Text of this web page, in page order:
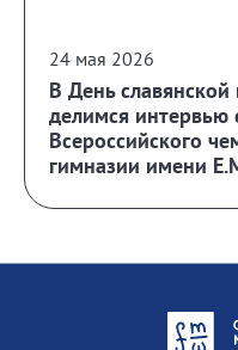
24 мая 2026
В День
делимся интервью
Всероссийского
гимназии имени